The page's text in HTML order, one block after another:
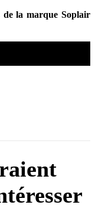
de la marque Soplair